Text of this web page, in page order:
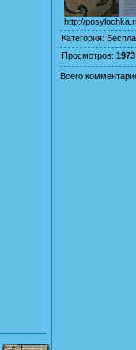
http://
Категория:
Просмотров: 1973
Всего